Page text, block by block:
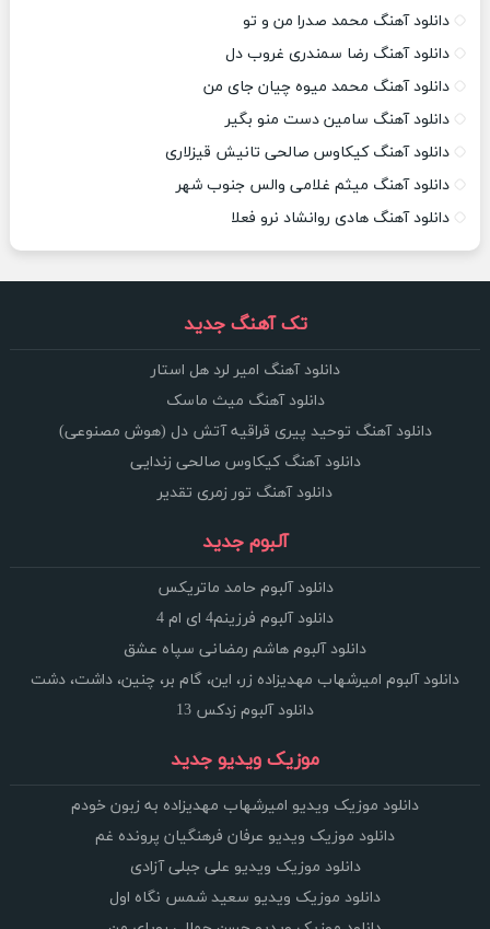
دانلود آهنگ محمد صدرا من و تو
دانلود آهنگ رضا سمندری غروب دل
دانلود آهنگ محمد میوه چیان جای من
دانلود آهنگ سامین دست منو بگیر
دانلود آهنگ کیکاوس صالحی تانیش قیزلاری
دانلود آهنگ میثم غلامی والس جنوب شهر
دانلود آهنگ هادی روانشاد نرو فعلا
تک آهنگ جدید
دانلود آهنگ امیر لرد هل استار
دانلود آهنگ میث ماسک
دانلود آهنگ توحید پیری قراقیه آتش دل (هوش مصنوعی)
دانلود آهنگ کیکاوس صالحی زندایی
دانلود آهنگ تور زمری تقدیر
آلبوم جدید
دانلود آلبوم حامد ماتریکس
دانلود آلبوم فرزینم4 ای ام 4
دانلود آلبوم هاشم رمضانی سپاه عشق
دانلود آلبوم امیرشهاب مهدیزاده زر، این، گام بر، چنین، داشت، دشت
دانلود آلبوم زدکس 13
موزیک ویدیو جدید
دانلود موزیک ویدیو امیرشهاب مهدیزاده به زبون خودم
دانلود موزیک ویدیو عرفان فرهنگیان پرونده غم
دانلود موزیک ویدیو علی جبلی آزادی
دانلود موزیک ویدیو سعید شمس نگاه اول